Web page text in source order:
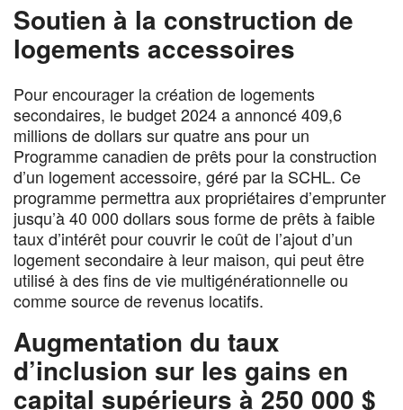
Soutien à la construction de
logements accessoires
Pour encourager la création de logements
secondaires, le budget 2024 a annoncé 409,6
millions de dollars sur quatre ans pour un
Programme canadien de prêts pour la construction
d’un logement accessoire, géré par la SCHL. Ce
programme permettra aux propriétaires d’emprunter
jusqu’à 40 000 dollars sous forme de prêts à faible
taux d’intérêt pour couvrir le coût de l’ajout d’un
logement secondaire à leur maison, qui peut être
utilisé à des fins de vie multigénérationnelle ou
comme source de revenus locatifs.
Augmentation du taux
d’inclusion sur les gains en
capital supérieurs à 250 000 $